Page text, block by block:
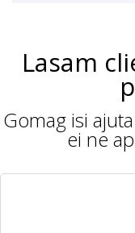
Lasam
Gomag isi
ei ne